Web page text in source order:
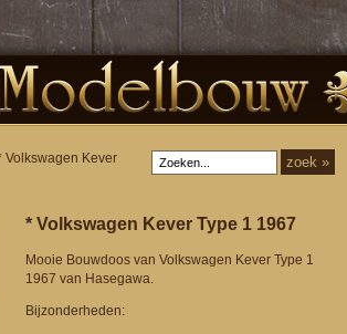
Volkswagen Kever
* Volkswagen Kever Type 1 1967
Mooie Bouwdoos van Volkswagen Kever Type 1
1967 van Hasegawa.
Bijzonderheden: